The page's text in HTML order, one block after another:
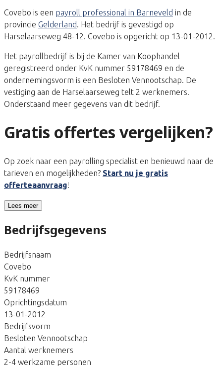
Covebo is een payroll professional in Barneveld in de
provincie Gelderland. Het bedrijf is gevestigd op
Harselaarseweg 48-12. Covebo is opgericht op 13-01-2012.
Het payrollbedrijf is bij de Kamer van Koophandel
geregistreerd onder KvK nummer 59178469 en de
ondernemingsvorm is een Besloten Vennootschap. De
vestiging aan de Harselaarseweg telt 2 werknemers.
Onderstaand meer gegevens van dit bedrijf.
Gratis offertes vergelijken?
Op zoek naar een payrolling specialist en benieuwd naar de
tarieven en mogelijkheden? Start nu je gratis
offerteaanvraag!
Lees meer
Bedrijfsgegevens
Bedrijfsnaam
Covebo
KvK nummer
59178469
Oprichtingsdatum
13-01-2012
Bedrijfsvorm
Besloten Vennootschap
Aantal werknemers
2-4 werkzame personen